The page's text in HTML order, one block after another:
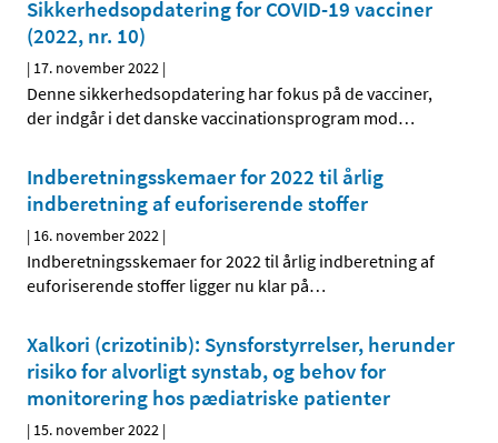
Sikkerhedsopdatering for COVID-19 vacciner
(2022, nr. 10)
| 17. november 2022 |
Denne sikkerhedsopdatering har fokus på de vacciner,
der indgår i det danske vaccinationsprogram mod…
Indberetningsskemaer for 2022 til årlig
indberetning af euforiserende stoffer
| 16. november 2022 |
Indberetningsskemaer for 2022 til årlig indberetning af
euforiserende stoffer ligger nu klar på…
Xalkori (crizotinib): Synsforstyrrelser, herunder
risiko for alvorligt synstab, og behov for
monitorering hos pædiatriske patienter
| 15. november 2022 |